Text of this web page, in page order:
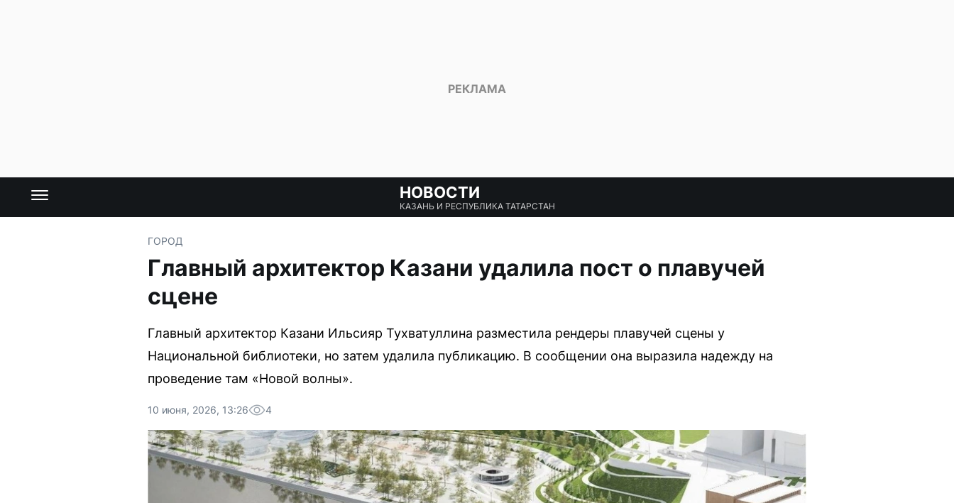
НОВОСТИ
КАЗАНЬ И РЕСПУБЛИКА ТАТАРСТАН
ГОРОД
Главный архитектор Казани удалила пост о плавучей
сцене
Главный архитектор Казани Ильсияр Тухватуллина разместила рендеры плавучей сцены у
Национальной библиотеки, но затем удалила публикацию. В сообщении она выразила надежду на
проведение там «Новой волны».
10 июня, 2026, 13:26 4